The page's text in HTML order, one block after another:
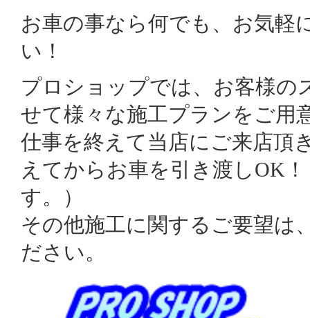
お車の事なら何でも、お気軽
い！
プロショップでは、お客様の
せて様々な施工プランをご用
仕事を終えて当店にご来店頂
えてからお車を引き渡しOK
す。）
その他施工に関するご要望は
ださい。